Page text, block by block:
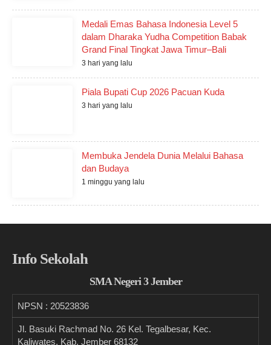
Medali Emas Bahasa Indonesia Level 5
dalam Dharaka Yudha Competition Babak
Grand Final Tingkat Jawa Timur–Bali
3 hari yang lalu
Piala Bupati Cup 2026 Pacuan Kuda
3 hari yang lalu
Membuka Jendela Dunia Melalui Bahasa
dan Budaya
1 minggu yang lalu
Info Sekolah
SMA Negeri 3 Jember
NPSN : 20523836
Jl. Basuki Rachmad No. 26 Kel. Tegalbesar, Kec.
Kaliwates, Kab. Jember 68132